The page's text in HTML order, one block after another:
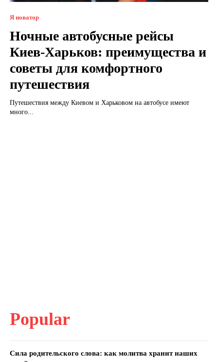
Я новатор
Ночные автобусные рейсы
Киев-Харьков: преимущества и
советы для комфортного
путешествия
Путешествия между Киевом и Харьковом на автобусе имеют
много...
Popular
Сила родительского слова: как молитва хранит наших